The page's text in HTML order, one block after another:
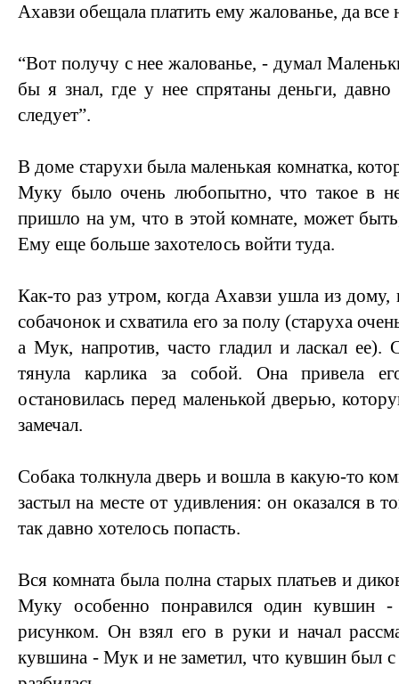
Ахавзи обещала платить ему жалованье, да все
“Вот получу с нее жалованье, - думал
бы я знал, где у нее спрятаны деньги,
следует”.
В доме старухи была маленькая комнатка,
Муку было очень любопытно, что такое в
пришло на ум, что в этой комнате, может
Ему еще больше захотелось войти туда.
Как-то раз утром, когда Ахавзи ушла из
собачонок и схватила его за полу (старуха
а Мук, напротив, часто гладил и ласкал ее).
тянула карлика за собой. Она привела
остановилась перед маленькой дверью,
замечал.
Собака толкнула дверь и вошла в какую-то
застыл на месте от удивления: он оказался в
так давно хотелось попасть.
Вся комната была полна старых платьев и
Муку особенно понравился один кувшин -
рисунком. Он взял его в руки и начал
кувшина - Мук и не заметил, что кувшин был